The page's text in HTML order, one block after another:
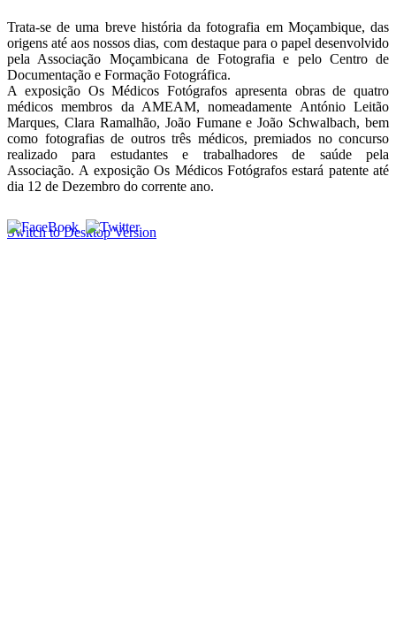
Trata-se de uma breve história da fotografia em Moçambique, das
origens até aos nossos dias, com destaque para o papel desenvolvido
pela Associação Moçambicana de Fotografia e pelo Centro de
Documentação e Formação Fotográfica.
A exposição Os Médicos Fotógrafos apresenta obras de quatro
médicos membros da AMEAM, nomeadamente António Leitão
Marques, Clara Ramalhão, João Fumane e João Schwalbach, bem
como fotografias de outros três médicos, premiados no concurso
realizado para estudantes e trabalhadores de saúde pela
Associação. A exposição Os Médicos Fotógrafos estará patente até
dia 12 de Dezembro do corrente ano.
Switch to Desktop Version